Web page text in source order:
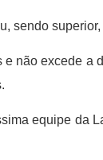
sendo
não excede
equipe da